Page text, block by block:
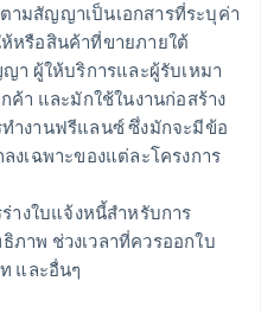
บแจ้งหนี้
อกสารสนับสนุน
ร:
จำเป็น
ามสัญญาเป็นเอกสารที่ระบุค่า
หรือสินค้าที่ขายภายใต้
า ผู้ให้บริการและผู้รับเหมา
ค้า และมักใช้ในงานก่อสร้าง
ำงานฟรีแลนซ์ ซึ่งมักจะมีข้อ
งเฉพาะของแต่ละโครงการ
างใบแจ้งหนี้สำหรับการ
าพ ช่วงเวลาที่ควรออกใบ
และอื่นๆ